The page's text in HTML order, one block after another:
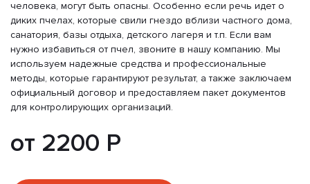
человека, могут быть опасны. Особенно если речь идет о
диких пчелах, которые свили гнездо вблизи частного дома,
санатория, базы отдыха, детского лагеря и т.п. Если вам
нужно избавиться от пчел, звоните в нашу компанию. Мы
используем надежные средства и профессиональные
методы, которые гарантируют результат, а также заключаем
официальный договор и предоставляем пакет документов
для контролирующих организаций.
от 2200 Р